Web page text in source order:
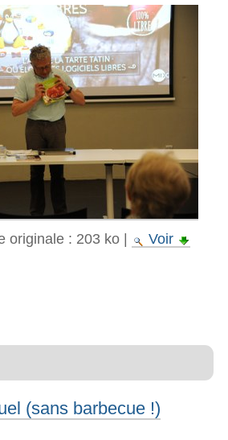
originale : 203 ko|
Voir
(sans barbecue !)